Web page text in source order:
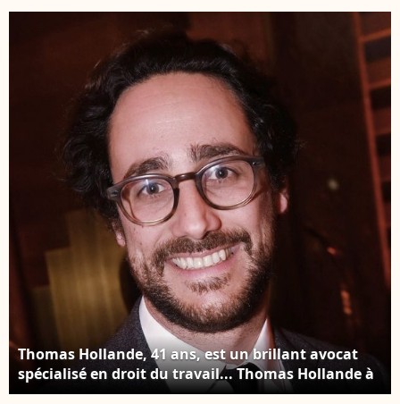
Hollande et Joyce
Jonathan au concert
de Céline Dion au
POPB de Paris, le 29
novembre 2013. ©
Bestimage
Bestimage
Thomas Hollande, 41 ans, est un brillant avocat
spécialisé en droit du travail... Thomas Hollande à
la soirée Le bal du siècle pour les 5 ans de l'hôtel